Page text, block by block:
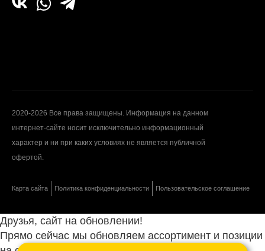
2020-2026 Все права защищены. Информация на данном
интернет-сайте носит исключительно информационный
характер и ни при каких условиях не является публичной
офертой.
Карта сайта Политика конфиденциальности Пользовательское соглашение
Друзья, сайт на обновлении!
Прямо сейчас мы обновляем ассортимент и позиции